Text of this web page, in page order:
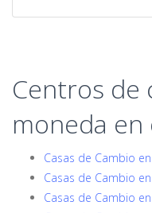
Centros de
moneda en
Casas de Cambio
Casas de Cambio
Casas de Cambio